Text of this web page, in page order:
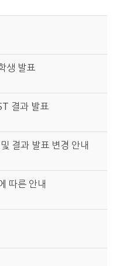
생 발표
결과 발표
결과 발표 변경 안내
따른 안내